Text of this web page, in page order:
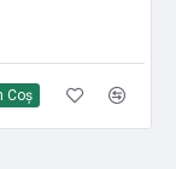
Coş